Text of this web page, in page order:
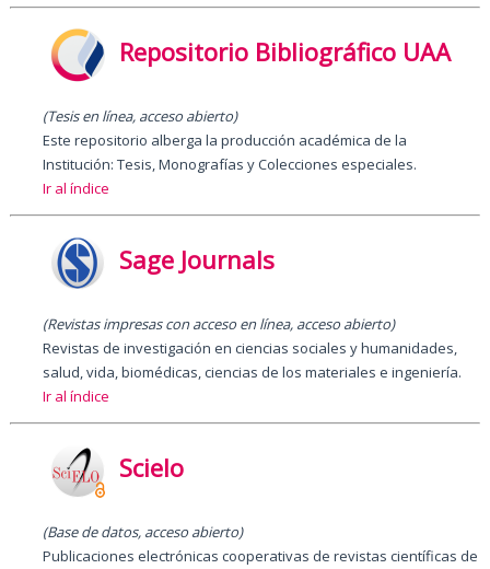
Repositorio Bibliográfico UAA
(Tesis en línea, acceso abierto)
Este repositorio alberga la producción académica de la
Institución: Tesis, Monografías y Colecciones especiales.
Ir al índice
Sage Journals
(Revistas impresas con acceso en línea, acceso abierto)
Revistas de investigación en ciencias sociales y humanidades,
salud, vida, biomédicas, ciencias de los materiales e ingeniería.
Ir al índice
Scielo
(Base de datos, acceso abierto)
Publicaciones electrónicas cooperativas de revistas científicas de